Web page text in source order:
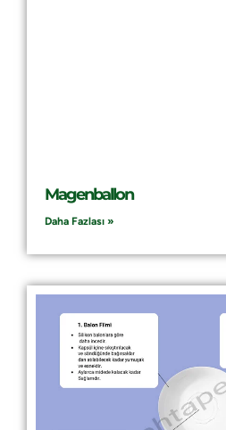
Magenballon
Daha Fazlası »